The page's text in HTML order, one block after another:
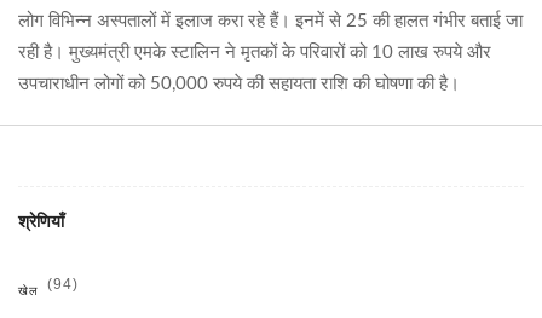
लोग विभिन्न अस्पतालों में इलाज करा रहे हैं। इनमें से 25 की हालत गंभीर बताई जा
रही है। मुख्यमंत्री एमके स्टालिन ने मृतकों के परिवारों को 10 लाख रुपये और
उपचाराधीन लोगों को 50,000 रुपये की सहायता राशि की घोषणा की है।
श्रेणियाँ
खेल (94)